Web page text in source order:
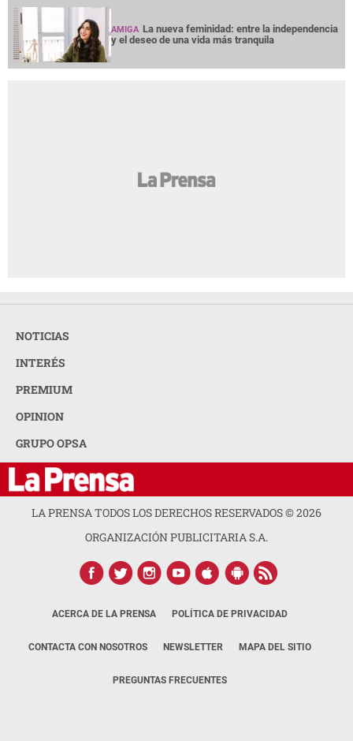
AMIGA La nueva feminidad: entre la independencia
y el deseo de una vida más tranquila
NOTICIAS
INTERÉS
PREMIUM
OPINION
GRUPO OPSA
LA PRENSA TODOS LOS DERECHOS RESERVADOS ©2026
ORGANIZACIÓN PUBLICITARIA S.A.
ACERCA DE LA PRENSA POLÍTICA DE PRIVACIDAD
CONTACTA CON NOSOTROS NEWSLETTER MAPA DEL SITIO
PREGUNTAS FRECUENTES